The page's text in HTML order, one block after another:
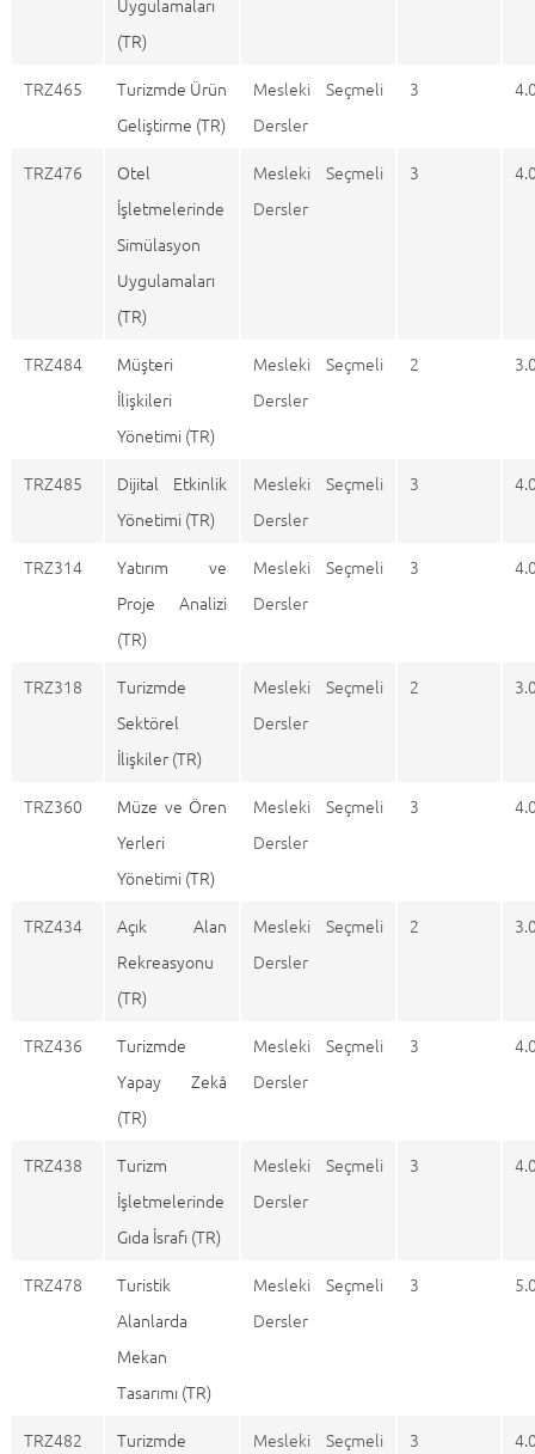
Uygulamaları
(TR)
TRZ465
Turizmde Ürün
Geliştirme (TR)
Mesleki Seçmeli
Dersler
3
TRZ476
Otel
İşletmelerinde
Simülasyon
Uygulamaları
(TR)
Mesleki Seçmeli
Dersler
3
TRZ484
Müşteri
İlişkileri
Yönetimi (TR)
Mesleki Seçmeli
Dersler
2
TRZ485
Dijital Etkinlik
Yönetimi (TR)
Mesleki Seçmeli
Dersler
3
TRZ314
Yatırım ve
Proje Analizi
(TR)
Mesleki Seçmeli
Dersler
3
TRZ318
Turizmde
Sektörel
İlişkiler (TR)
Mesleki Seçmeli
Dersler
2
TRZ360
Müze ve Ören
Yerleri
Yönetimi (TR)
Mesleki Seçmeli
Dersler
3
TRZ434
Açık Alan
Rekreasyonu
(TR)
Mesleki Seçmeli
Dersler
2
TRZ436
Turizmde
Yapay Zekâ
(TR)
Mesleki Seçmeli
Dersler
3
TRZ438
Turizm
İşletmelerinde
Gıda İsrafı (TR)
Mesleki Seçmeli
Dersler
3
TRZ478
Turistik
Alanlarda
Mekan
Tasarımı (TR)
Mesleki Seçmeli
Dersler
3
TRZ482
Turizmde
Mesleki Seçmeli
3